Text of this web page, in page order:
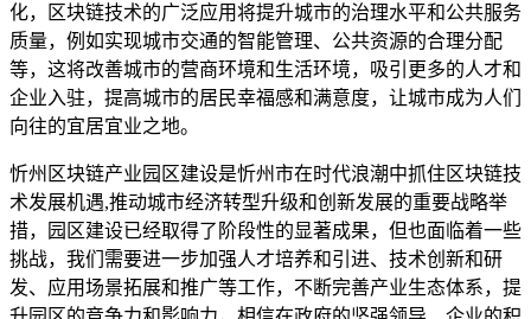
化，区块链技术的广泛应用将提升城市的治理水平和公共服务
质量，例如实现城市交通的智能管理、公共资源的合理分配
等，这将改善城市的营商环境和生活环境，吸引更多的人才和
企业入驻，提高城市的居民幸福感和满意度，让城市成为人们
向往的宜居宜业之地。
忻州区块链产业园区建设是忻州市在时代浪潮中抓住区块链技
术发展机遇,推动城市经济转型升级和创新发展的重要战略举
措，园区建设已经取得了阶段性的显著成果，但也面临着一些
挑战，我们需要进一步加强人才培养和引进、技术创新和研
发、应用场景拓展和推广等工作，不断完善产业生态体系，提